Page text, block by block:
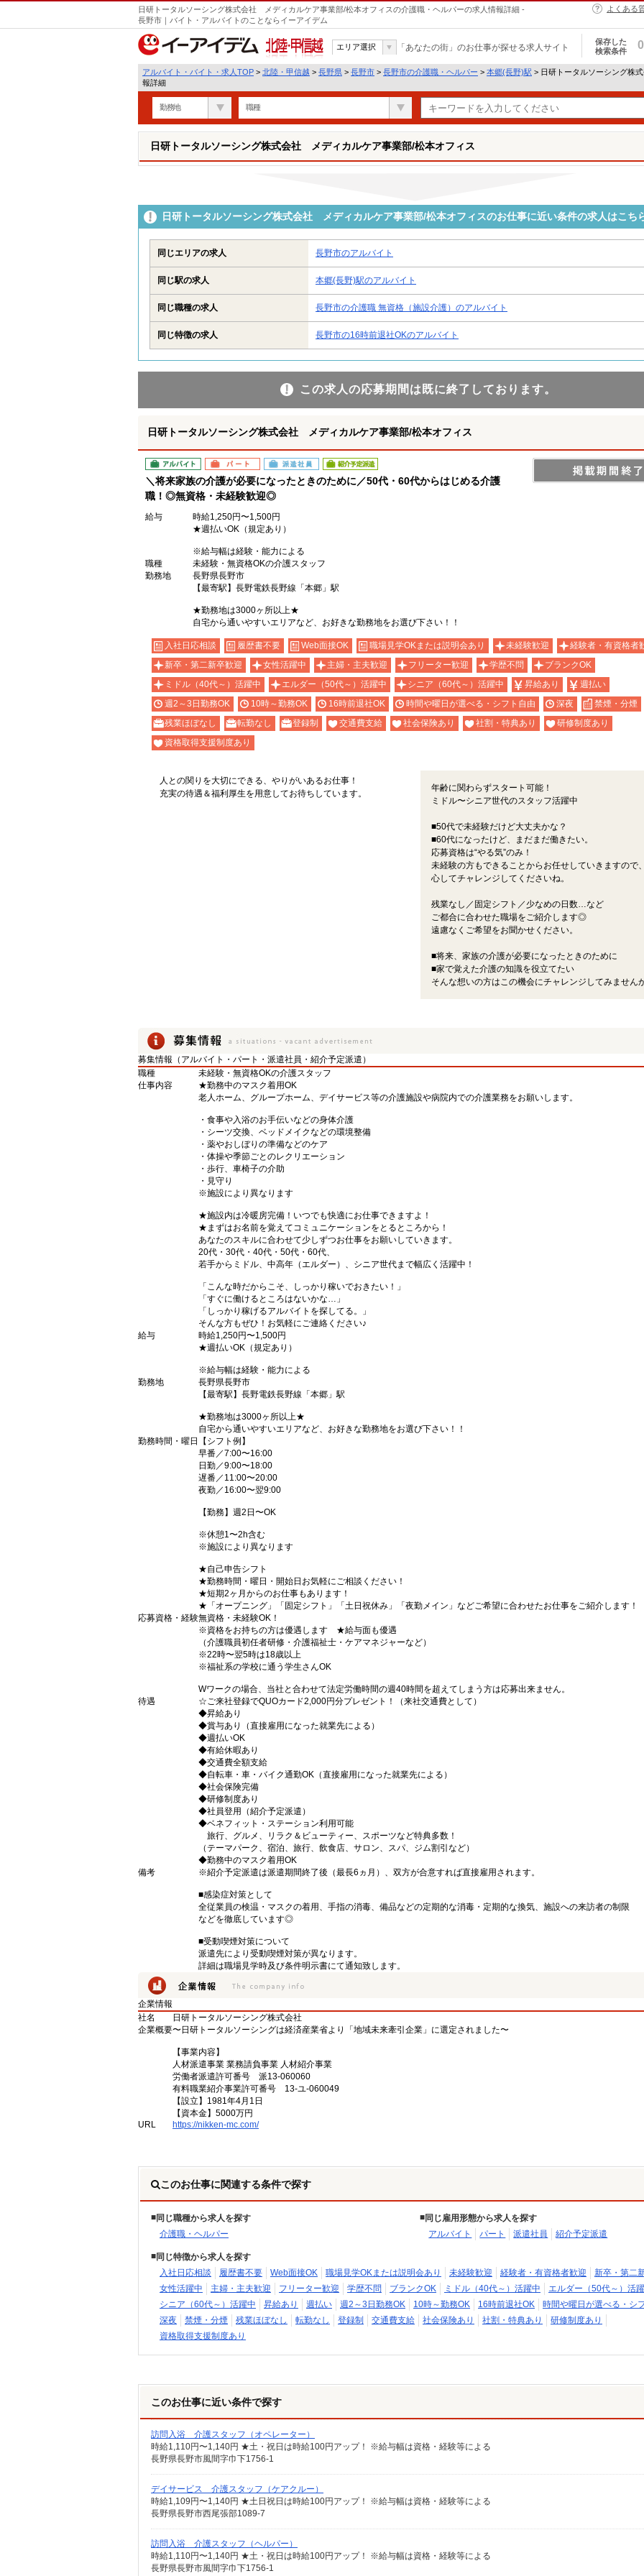
日研トータルソーシング株式会社 メディカルケア事業部/松本オフィスの介護職・ヘルパーの求人情報詳細 -
長野市｜バイト・アルバイトのことならイーアイデム
よくある
北陸・甲信越
エリア選択 「あなたの街」のお仕事が探せる求人サイト
保存した
検索条件
0
アルバイト・バイト・求人TOP > 北陸・甲信越 > 長野県 > 長野市 > 長野市の介護職・ヘルパー > 本郷(長野)駅 > 日研トータルソーシング株
報詳細
勤務地 職種
日研トータルソーシング株式会社 メディカルケア事業部/松本オフィス
日研トータルソーシング株式会社 メディカルケア事業部/松本オフィスのお仕事に近い条件の求人はこち
同じエリアの求人 長野市のアルバイト
同じ駅の求人 本郷(長野)駅のアルバイト
同じ職種の求人 長野市の介護職 無資格（施設介護）のアルバイト
同じ特徴の求人 長野市の16時前退社OKのアルバイト
この求人の応募期間は既に終了しております。
日研トータルソーシング株式会社 メディカルケア事業部/松本オフィス
アルバイト パート 派遣社員 紹介予定派遣
＼将来家族の介護が必要になったときのために／50代・60代からはじめる介護
職！◎無資格・未経験歓迎◎
給与
時給1,250円〜1,500円
★週払いOK（規定あり）
※給与幅は経験・能力による
職種
未経験・無資格OKの介護スタッフ
勤務地
長野県長野市
【最寄駅】長野電鉄長野線「本郷」駅
★勤務地は3000ヶ所以上★
自宅から通いやすいエリアなど、お好きな勤務地をお選び下さい！！
入社日応相談 履歴書不要 Web面接OK 職場見学OKまたは説明会あり 未経験歓迎
経験者・有資格者
新卒・第二新卒歓迎
女性活躍中 主婦・主夫歓迎 フリーター歓迎 学歴不問
ブランクOK
ミドル（40代～）活躍中
エルダー（50代～）活躍中 シニア（60代～）活躍中 昇給あり
週払い
週2～3日勤務OK
10時～勤務OK 16時前退社OK 時間や曜日が選べる・シフト自由 深夜
禁煙・分煙
残業ほぼなし
転勤なし 登録制 交通費支給 社会保険あり 社割・特典あり
研修制度あり
資格取得支援制度あり
人との関りを大切にできる、やりがいあるお仕事！
充実の待遇＆福利厚生を用意してお待ちしています。
年齢に関わらずスタート可能！
ミドル〜シニア世代のスタッフ活躍中
■50代で未経験だけど大丈夫かな？
■60代になったけど、まだまだ働きたい。
応募資格は“やる気”のみ！
未経験の方もできることからお任せしていきますので
心してチャレンジしてくださいね。
残業なし／固定シフト／少なめの日数…など
ご都合に合わせた職場をご紹介します◎
遠慮なくご希望をお聞かせください。
■将来、家族の介護が必要になったときのために
■家で覚えた介護の知識を役立てたい
そんな想いの方はこの機会にチャレンジしてみません
募集情報（アルバイト・パート・派遣社員・紹介予定派遣）
職種
未経験・無資格OKの介護スタッフ
仕事内容
★勤務中のマスク着用OK
老人ホーム、グループホーム、デイサービス等の介護施設や病院内での介護業務をお願いします。
・食事や入浴のお手伝いなどの身体介護
・シーツ交換、ベッドメイクなどの環境整備
・薬やおしぼりの準備などのケア
・体操や季節ごとのレクリエーション
・歩行、車椅子の介助
・見守り
※施設により異なります
★施設内は冷暖房完備！いつでも快適にお仕事できますよ！
★まずはお名前を覚えてコミュニケーションをとるところから！
あなたのスキルに合わせて少しずつお仕事をお願いしていきます。
20代・30代・40代・50代・60代、
若手からミドル、中高年（エルダー）、シニア世代まで幅広く活躍中！
「こんな時だからこそ、しっかり稼いでおきたい！」
「すぐに働けるところはないかな…」
「しっかり稼げるアルバイトを探してる。」
そんな方もぜひ！お気軽にご連絡ください♪
給与
時給1,250円〜1,500円
★週払いOK（規定あり）
※給与幅は経験・能力による
勤務地
長野県長野市
【最寄駅】長野電鉄長野線「本郷」駅
★勤務地は3000ヶ所以上★
自宅から通いやすいエリアなど、お好きな勤務地をお選び下さい！！
勤務時間・曜日
【シフト例】
早番／7:00〜16:00
日勤／9:00〜18:00
遅番／11:00〜20:00
夜勤／16:00〜翌9:00
【勤務】週2日〜OK
※休憩1〜2h含む
※施設により異なります
★自己申告シフト
★勤務時間・曜日・開始日お気軽にご相談ください！
★短期2ヶ月からのお仕事もあります！
★「オープニング」「固定シフト」「土日祝休み」「夜勤メイン」などご希望に合わせたお仕事をご紹介します！
応募資格・経験無資格・未経験OK！
※資格をお持ちの方は優遇します ★給与面も優遇
（介護職員初任者研修・介護福祉士・ケアマネジャーなど）
※22時〜翌5時は18歳以上
※福祉系の学校に通う学生さんOK
Wワークの場合、当社と合わせて法定労働時間の週40時間を超えてしまう方は応募出来ません。
待遇
☆ご来社登録でQUOカード2,000円分プレゼント！（来社交通費として）
◆昇給あり
◆賞与あり（直接雇用になった就業先による）
◆週払いOK
◆有給休暇あり
◆交通費全額支給
◆自転車・車・バイク通勤OK（直接雇用になった就業先による）
◆社会保険完備
◆研修制度あり
◆社員登用（紹介予定派遣）
◆ベネフィット・ステーション利用可能
旅行、グルメ、リラク＆ビューティー、スポーツなど特典多数！
（テーマパーク、宿泊、旅行、飲食店、サロン、スパ、ジム割引など）
◆勤務中のマスク着用OK
備考
※紹介予定派遣は派遣期間終了後（最長6ヵ月）、双方が合意すれば直接雇用されます。
■感染症対策として
全従業員の検温・マスクの着用、手指の消毒、備品などの定期的な消毒・定期的な換気、施設への来訪者の制限
などを徹底しています◎
■受動喫煙対策について
派遣先により受動喫煙対策が異なります。
詳細は職場見学時及び条件明示書にて通知致します。
企業情報
社名
日研トータルソーシング株式会社
企業概要〜日研トータルソーシングは経済産業省より「地域未来牽引企業」に選定されました〜
【事業内容】
人材派遣事業 業務請負事業 人材紹介事業
労働者派遣許可番号 派13-060060
有料職業紹介事業許可番号 13-ユ-060049
【設立】1981年4月1日
【資本金】5000万円
URL
https://nikken-mc.com/
このお仕事に関連する条件で探す
同じ職種から求人を探す
介護職・ヘルパー
同じ雇用形態から求人を探す
アルバイト
パート 派遣社員 紹介予定派遣
同じ特徴から求人を探す
入社日応相談
履歴書不要 Web面接OK 職場見学OKまたは説明会あり 未経験歓迎 経験者・有資格者歓迎
新卒・第二
女性活躍中
主婦・主夫歓迎 フリーター歓迎 学歴不問 ブランクOK ミドル（40代～）活躍中
エルダー（50代～）活
シニア（60代～）活躍中
昇給あり 週払い 週2～3日勤務OK 10時～勤務OK 16時前退社OK
時間や曜日が選べる・シ
深夜
禁煙・分煙 残業ほぼなし 転勤なし 登録制 交通費支給 社会保険あり 社割・特典あり
研修制度あり
資格取得支援制度あり
このお仕事に近い条件で探す
訪問入浴 介護スタッフ（オペレーター）
時給1,110円〜1,140円 ★土・祝日は時給100円アップ！ ※給与幅は資格・経験等による
長野県長野市風間字巾下1756-1
デイサービス 介護スタッフ（ケアクルー）
時給1,109円〜1,140円 ★土日祝日は時給100円アップ！ ※給与幅は資格・経験等による
長野県長野市西尾張部1089-7
訪問入浴 介護スタッフ（ヘルパー）
時給1,110円〜1,140円 ★土・祝日は時給100円アップ！ ※給与幅は資格・経験等による
長野県長野市風間字巾下1756-1